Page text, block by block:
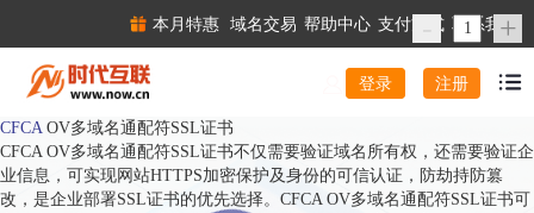
本月特惠 域名交易 帮助中心 支付方式 联系我们
登录 注册
CFCAOV多域名通配符SSL证书
CFCA OV多域名通配符SSL证书不仅需要验证域名所有权，还需要验证企
业信息，可实现网站HTTPS加密保护及身份的可信认证，防劫持防篡
改，是企业部署SSL证书的优先选择。CFCA OV多域名通配符SSL证书可
+